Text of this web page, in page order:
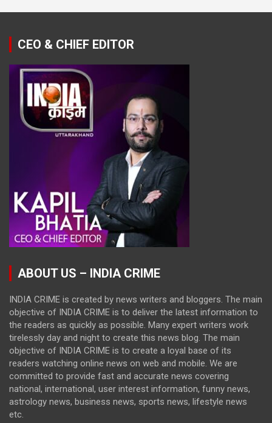
CEO & CHIEF EDITOR
ABOUT US – INDIA CRIME
INDIA CRIME is created by news writers and bloggers. The main
objective of INDIA CRIME is to deliver the latest information to
the readers as quickly as possible. Many expert writers work
tirelessly day and night to create this news blog. The main
objective of INDIA CRIME is to create a loyal base of its
readers watching online news on web and mobile. We are
committed to provide fast and accurate news covering
national, international, user interest information, funny news,
astrology news, business news, sports news, lifestyle news
etc.